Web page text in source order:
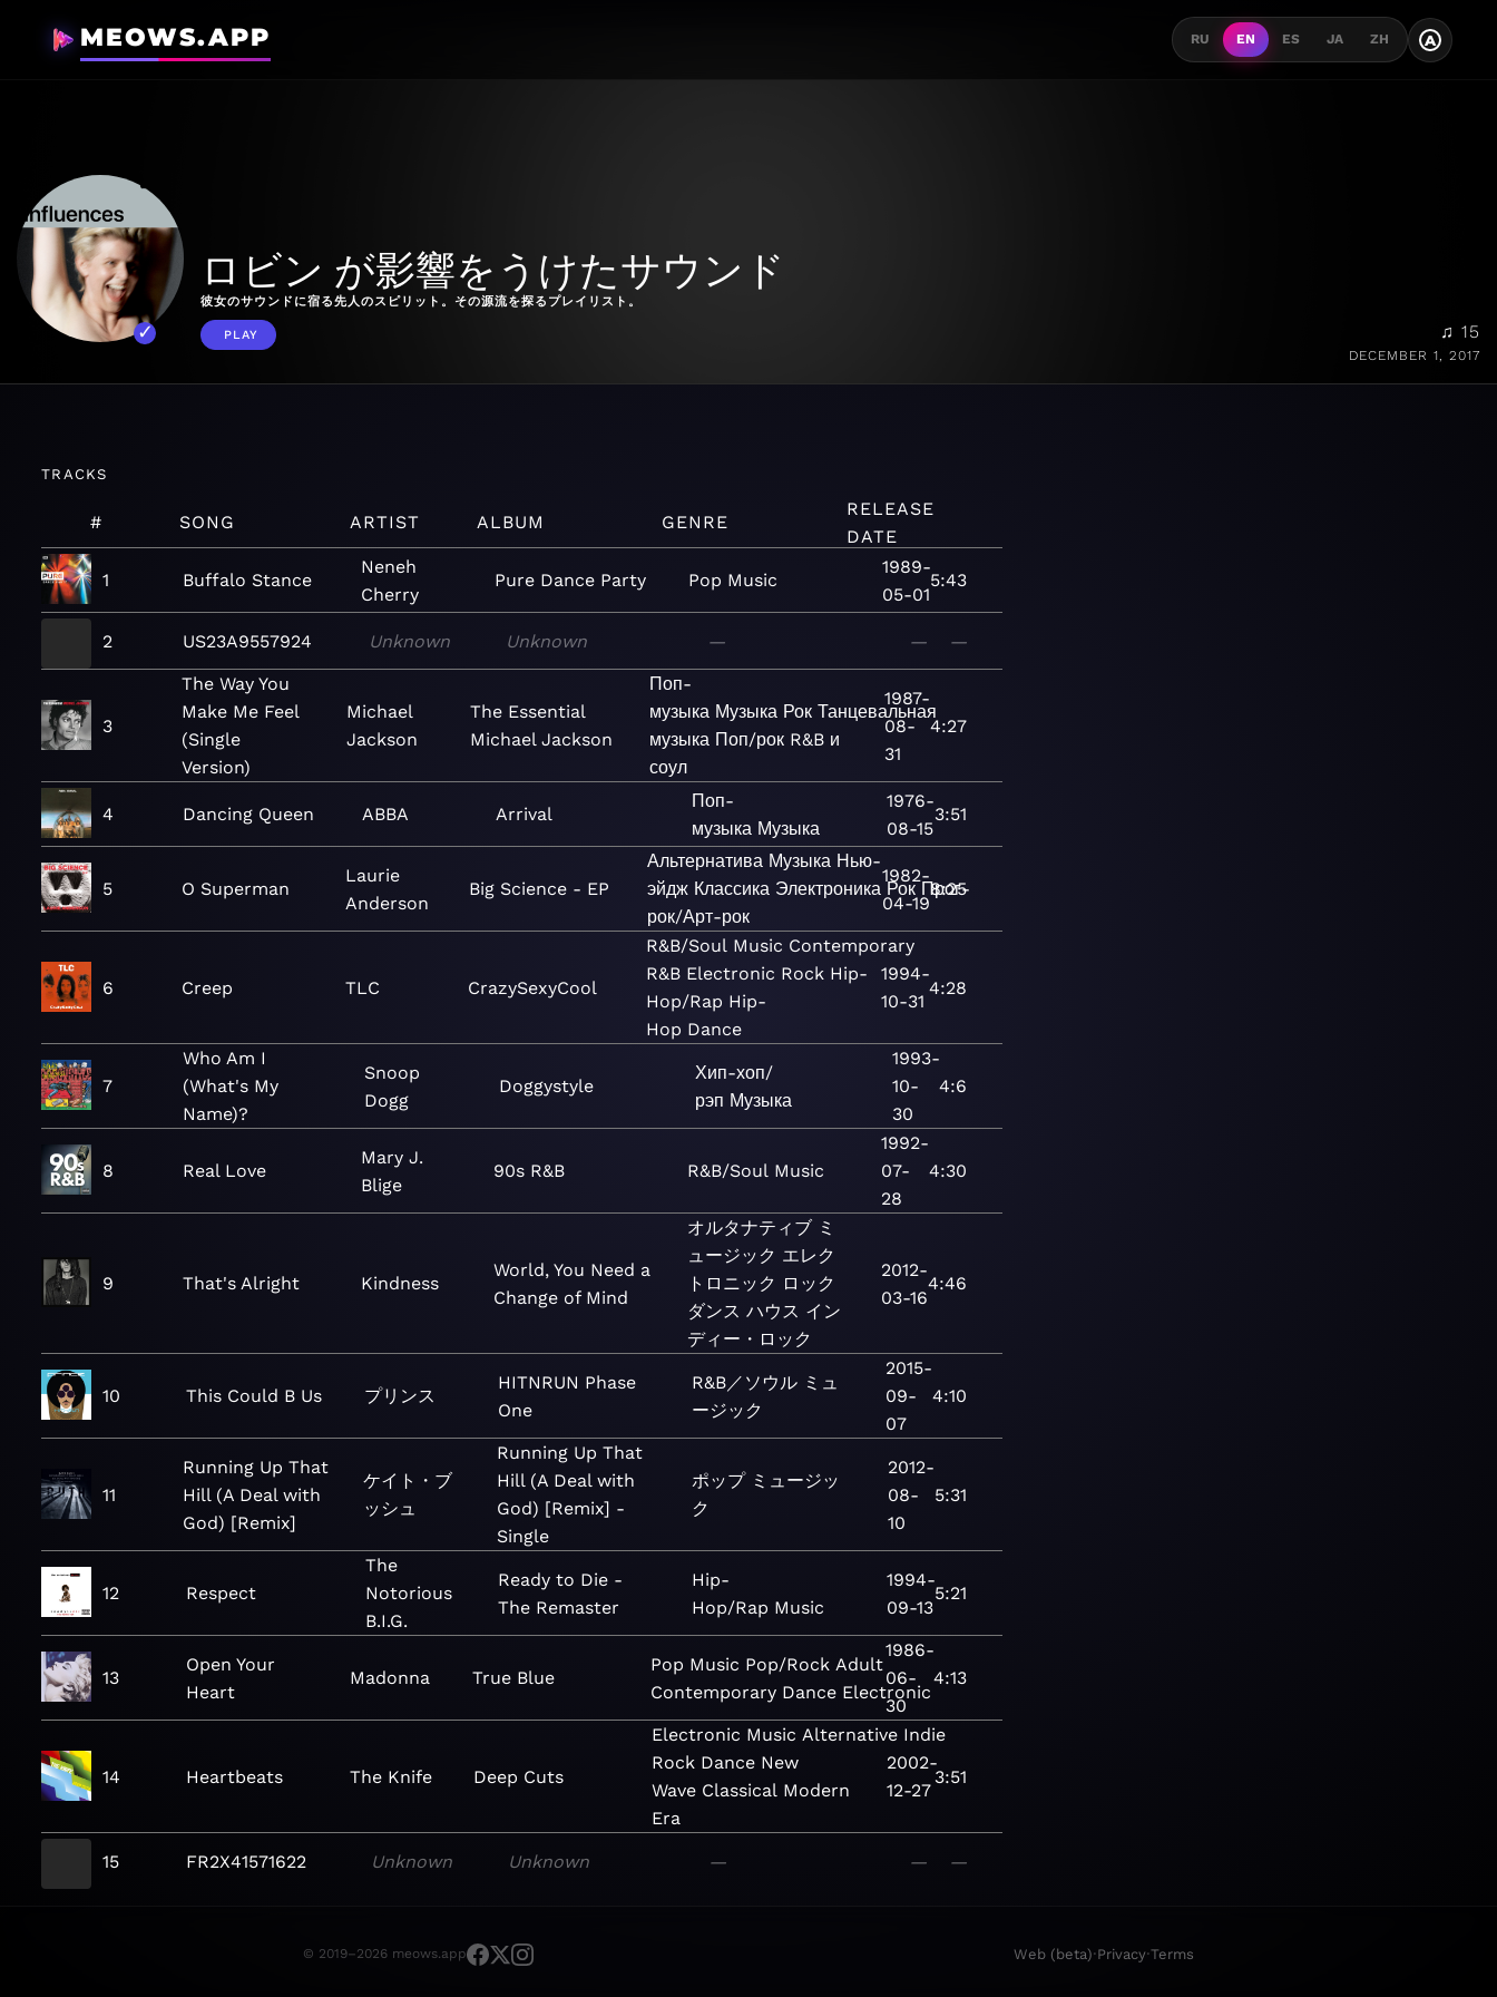
MEOWS.APP RU EN ES JA ZH A
ロビン が影響をうけたサウンド
彼女のサウンドに宿る先人のスピリット。その源流を探るプレイリスト。
PLAY ♫ 15
DECEMBER 1, 2017
TRACKS
# SONG ARTIST ALBUM GENRE
RELEASE
DATE
1 Buffalo Stance
Neneh
Cherry
Pure Dance Party Pop Music
1989-
05-01
5:43
2 US23A9557924 Unknown Unknown — — —
3
The Way You
Make Me Feel
(Single
Version)
Michael
Jackson
The Essential
Michael Jackson
Поп-
музыка Музыка Рок Танцевальная
музыка Поп/рок R&B и
соул
1987-
08-
31
4:27
4 Dancing Queen ABBA Arrival
Поп-
музыка Музыка
1976-
08-15
3:51
5 O Superman
Laurie
Anderson
Big Science - EP
Альтернатива Музыка Нью-
эйдж Классика Электроника Рок Прог-
рок/Арт-рок
1982-
04-19
8:25
6 Creep TLC CrazySexyCool
R&B/Soul Music Contemporary
R&B Electronic Rock Hip-
Hop/Rap Hip-
Hop Dance
1994-
10-31
4:28
7
Who Am I
(What's My
Name)?
Snoop
Dogg
Doggystyle
Хип-хоп/
рэп Музыка
1993-
10-
30
4:6
8 Real Love
Mary J.
Blige
90s R&B R&B/Soul Music
1992-
07-
28
4:30
9 That's Alright Kindness
World, You Need a
Change of Mind
オルタナティブ ミ
ュージック エレク
トロニック ロック
ダンス ハウス イン
ディー・ロック
2012-
03-16
4:46
10 This Could B Us プリンス
HITNRUN Phase
One
R&B／ソウル ミュ
ージック
2015-
09-
07
4:10
11
Running Up That
Hill (A Deal with
God) [Remix]
ケイト・ブ
ッシュ
Running Up That
Hill (A Deal with
God) [Remix] -
Single
ポップ ミュージッ
ク
2012-
08-
10
5:31
12 Respect
The
Notorious
B.I.G.
Ready to Die -
The Remaster
Hip-
Hop/Rap Music
1994-
09-13
5:21
13
Open Your
Heart
Madonna True Blue
Pop Music Pop/Rock Adult
Contemporary Dance Electronic
1986-
06-
30
4:13
14 Heartbeats The Knife Deep Cuts
Electronic Music Alternative Indie
Rock Dance New
Wave Classical Modern
Era
2002-
12-27
3:51
15 FR2X41571622 Unknown Unknown — — —
© 2019–2026 meows.app Web (beta)·Privacy·Terms